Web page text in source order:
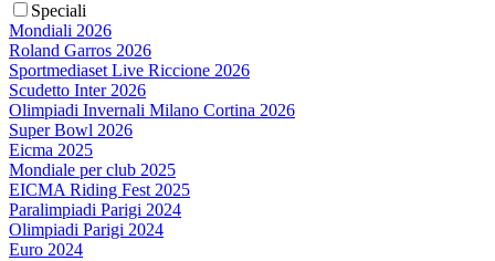
Speciali
Mondiali 2026
Roland Garros 2026
Sportmediaset Live Riccione 2026
Scudetto Inter 2026
Olimpiadi Invernali Milano Cortina 2026
Super Bowl 2026
Eicma 2025
Mondiale per club 2025
EICMA Riding Fest 2025
Paralimpiadi Parigi 2024
Olimpiadi Parigi 2024
Euro 2024